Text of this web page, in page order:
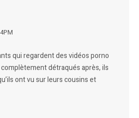
qui regardent des vidéos porno
complètement détraqués après, ils
ont vu sur leurs cousins et